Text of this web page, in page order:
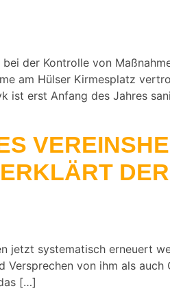
der Kontrolle von
am Hülser Kirmesplatz
erst Anfang des Jahres
jetzt systematisch erneuert
von ihm als
[…]